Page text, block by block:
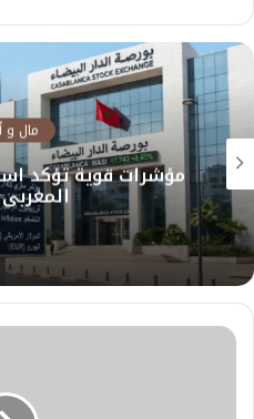
م
و
ق
ع
ا
ل
و
ي
ب
ف
ي
س
ب
و
ك
ت
و
ي
ر
ل
ي
ن
إ
مال و
مؤشرات قوية تؤكد